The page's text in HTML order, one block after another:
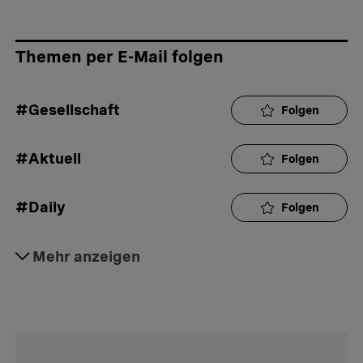
Themen per E-Mail folgen
#Gesellschaft Folgen
#Aktuell Folgen
#Daily Folgen
Mehr anzeigen
#Gewalt